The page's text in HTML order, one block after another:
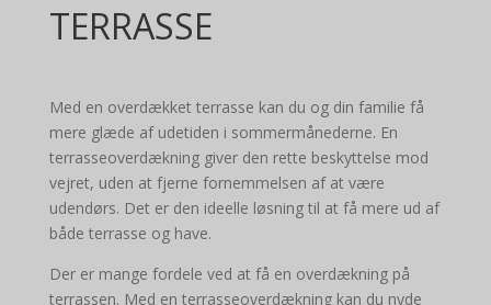
TERRASSE
Med en overdækket terrasse kan du og din familie få
mere glæde af udetiden i sommermånederne. En
terrasseoverdækning giver den rette beskyttelse mod
vejret, uden at fjerne fornemmelsen af at være
udendørs. Det er den ideelle løsning til at få mere ud af
både terrasse og have.
Der er mange fordele ved at få en overdækning på
terrassen. Med en terrasseoverdækning kan du nyde